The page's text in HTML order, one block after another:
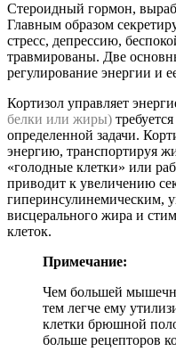
Стероидный гормон,
Главным образом
стресс, депрессию,
травмированы. Две
регулирование энергии и
Кортизол управляет
белки или жиры)
определенной задачи.
энергию, транспортируя
«голодные клетки» или
приводит к увеличению
гиперинсулинемическим,
висцерального жира и
клеток.
Примечание:
Чем большей
тем легче ему
клетки брюшной
больше рецепторов